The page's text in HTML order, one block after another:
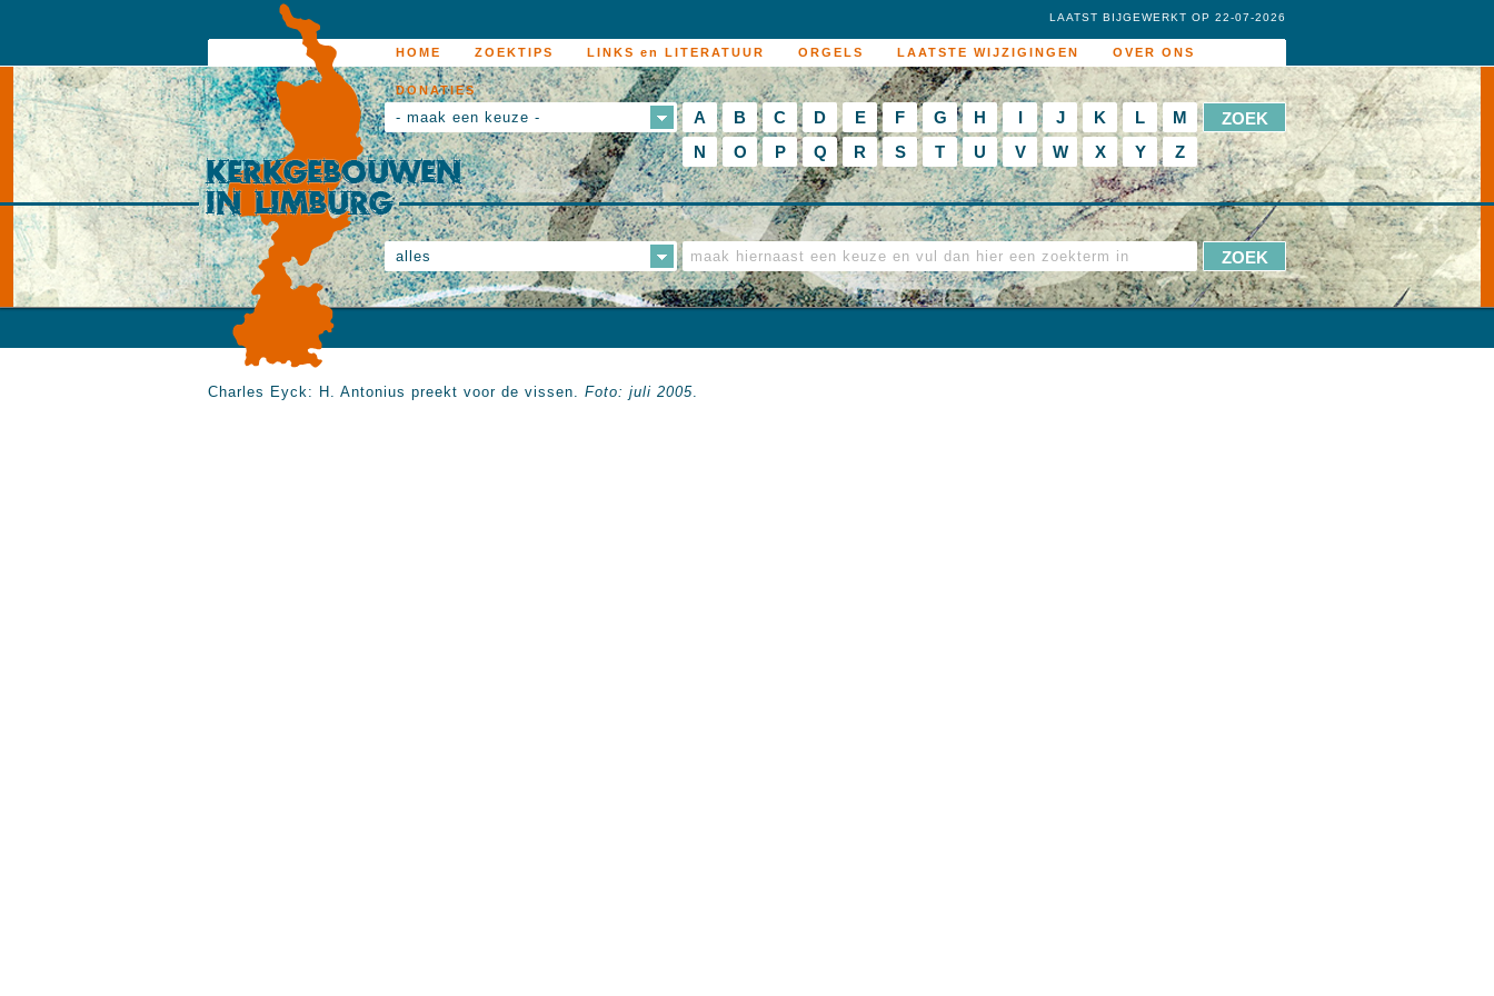
HOME ZOEKTIPS LINKS en LITERATUUR ORGELS LAATSTE WIJZIGINGEN OVER ONS
DONATIES
LAATST BIJGEWERKT OP 22-07-2026
- maak een keuze - A B C D E F G H I J K L
M
N
O P Q R S T U V W X Y Z
alles
Charles Eyck: H. Antonius preekt voor de vissen. Foto: juli 2005.